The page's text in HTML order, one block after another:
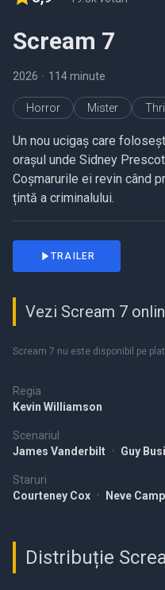
Scream 7
2026 • 114 minute
Horror Mister
Un nou ucigaș care
orașul unde Sidney
Coșmarurile ei revin când
țintă a criminalului.
Regia
Kevin Williamson
Scenariul
James Vanderbilt • Guy
Staruri
Courteney Cox • Neve
TRAILER
Vezi Scream 7
Scream 7 nu este disponibil pe
Distribuție